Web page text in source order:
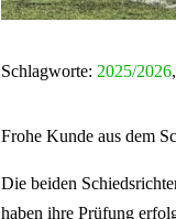
Schlagworte: 2025/2026
Frohe Kunde aus dem
Die beiden
haben ihre Prüfung